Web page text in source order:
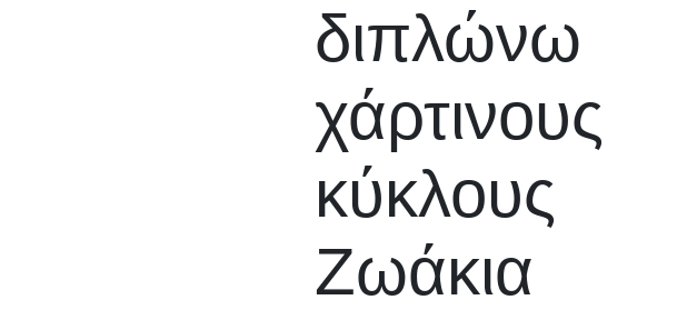
διπλώνω
χάρτινους
κύκλους
Ζωάκια